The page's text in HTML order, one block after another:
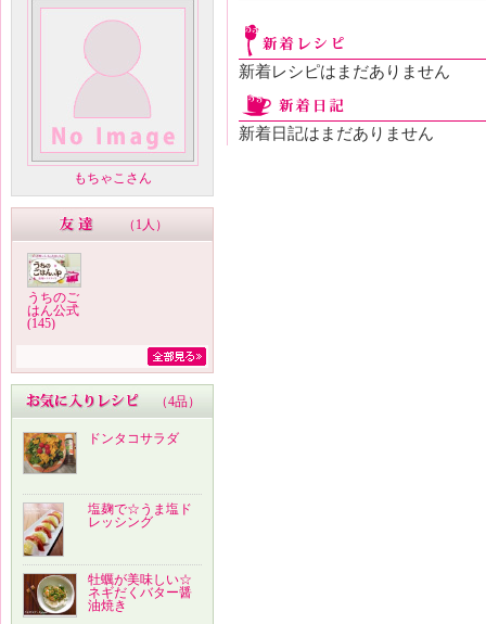
もちゃこさん
（ 1人 ）
うちのご
はん公式
(145)
（4品）
ドンタコサラダ
塩麹で☆うま塩ド
レッシング
牡蠣が美味しい☆
ネギだくバター醤
油焼き
新着レシピはまだありません
新着日記はまだありません